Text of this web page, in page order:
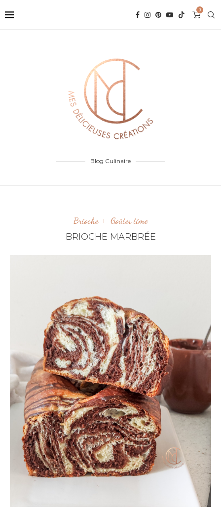
0
Blog Culinaire
Brioche
Goûter time
BRIOCHE MARBRÉE